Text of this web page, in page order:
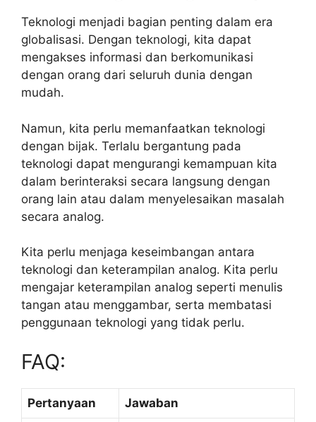
Teknologi menjadi bagian penting dalam era
globalisasi. Dengan teknologi, kita dapat
mengakses informasi dan berkomunikasi
dengan orang dari seluruh dunia dengan
mudah.
Namun, kita perlu memanfaatkan teknologi
dengan bijak. Terlalu bergantung pada
teknologi dapat mengurangi kemampuan kita
dalam berinteraksi secara langsung dengan
orang lain atau dalam menyelesaikan masalah
secara analog.
Kita perlu menjaga keseimbangan antara
teknologi dan keterampilan analog. Kita perlu
mengajar keterampilan analog seperti menulis
tangan atau menggambar, serta membatasi
penggunaan teknologi yang tidak perlu.
FAQ:
Pertanyaan Jawaban